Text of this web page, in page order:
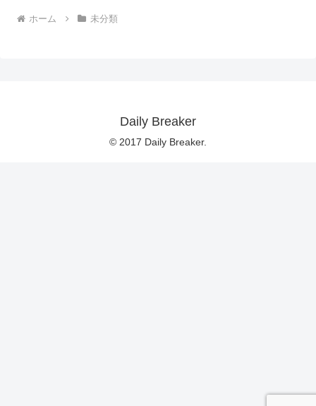
ホーム 未分類
Daily Breaker
© 2017 Daily Breaker.